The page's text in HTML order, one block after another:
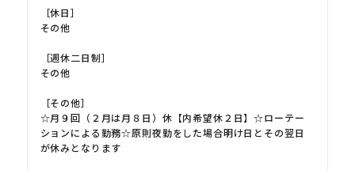
［休日］
その他
［週休二日制］
その他
［その他］
☆月９回（２月は月８日）休【内希望休２日】☆ローテー
ションによる勤務☆原則夜勤をした場合明け日とその翌日
が休みとなります